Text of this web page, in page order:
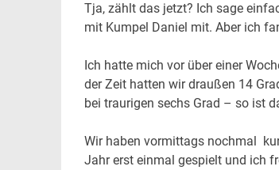
Tja, zählt das jetzt? Ich sage
mit Kumpel Daniel mit. Aber ich
Ich hatte mich vor über einer
der Zeit hatten wir draußen 14
bei traurigen sechs Grad – so ist
Wir haben vormittags nochmal
Jahr erst einmal gespielt und ich